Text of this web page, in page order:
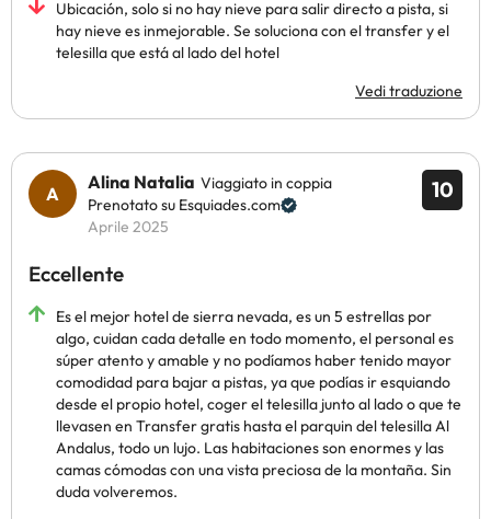
Ubicación, solo si no hay nieve para salir directo a pista, si
hay nieve es inmejorable. Se soluciona con el transfer y el
telesilla que está al lado del hotel
Vedi traduzione
10
Alina Natalia Viaggiato in coppia
Prenotato su Esquiades.com
Aprile 2025
Eccellente
Es el mejor hotel de sierra nevada, es un 5 estrellas por
algo, cuidan cada detalle en todo momento, el personal es
súper atento y amable y no podíamos haber tenido mayor
comodidad para bajar a pistas, ya que podías ir esquiando
desde el propio hotel, coger el telesilla junto al lado o que te
llevasen en Transfer gratis hasta el parquin del telesilla Al
Andalus, todo un lujo. Las habitaciones son enormes y las
camas cómodas con una vista preciosa de la montaña. Sin
duda volveremos.